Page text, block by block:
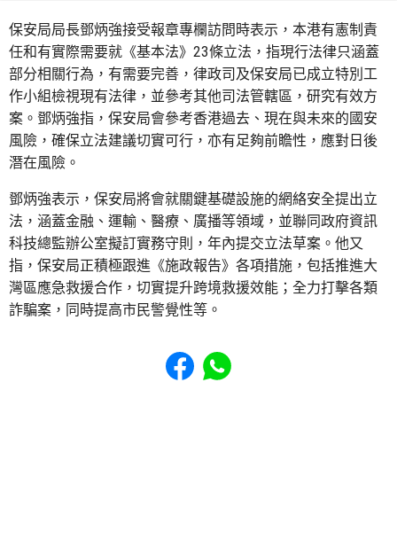
保安局局長鄧炳強接受報章專欄訪問時表示，本港有憲制責
任和有實際需要就《基本法》23條立法，指現行法律只涵蓋
部分相關行為，有需要完善，律政司及保安局已成立特別工
作小組檢視現有法律，並參考其他司法管轄區，研究有效方
案。鄧炳強指，保安局會參考香港過去、現在與未來的國安
風險，確保立法建議切實可行，亦有足夠前瞻性，應對日後
潛在風險。
鄧炳強表示，保安局將會就關鍵基礎設施的網絡安全提出立
法，涵蓋金融、運輸、醫療、廣播等領域，並聯同政府資訊
科技總監辦公室擬訂實務守則，年內提交立法草案。他又
指，保安局正積極跟進《施政報告》各項措施，包括推進大
灣區應急救援合作，切實提升跨境救援效能；全力打擊各類
詐騙案，同時提高市民警覺性等。
Share to Facebook
Share to WhatsApp